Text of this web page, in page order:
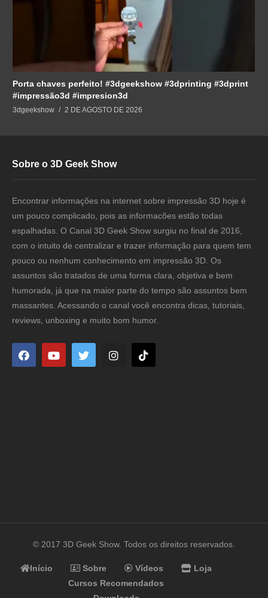
Porta chaves perfeito! #3dgeekshow #3dprinting #3dprint
#impressão3d #impresion3d
3dgeekshow 2 DE AGOSTO DE 2026
Sobre o 3D Geek Show
Encontrar informações na internet sobre impressão 3D hoje é
um pouco complicado, pois as informacões estão todas
espalhadas. O Canal 3D Geek Show surgiu no final de 2016,
com o intuito de centralizar e trazer informação para quem tem
pouco ou nenhum conhecimento em impressão 3D. Os
assuntos são tratados de uma forma clara, objetiva e bem
humorada, já que na maior parte do tempo são assuntos bem
massantes. Acessando o canal você encontra dicas, tutoriais,
reviews, unboxing e muito bom humor.
© 2017 3D Geek Show. Todos os direitos reservados.
Início Sobre Vídeos
Loja
Cursos Recomendados